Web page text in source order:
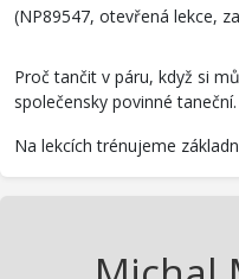
(NP89547, otevřená lekce,
Proč tančit v páru, když si
společensky povinné taneční.
Na lekcích trénujeme